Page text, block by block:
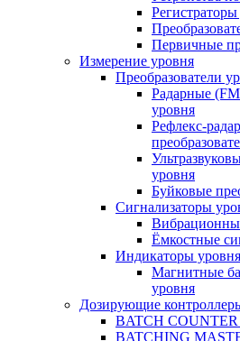
Первичные
Измерение уровня
Преобразователи
Радарные
уровня
Рефлекс-
уровня
Буйковые
Сигнализаторы
Ёмкостные
Индикаторы уровня
Магнитные
уровня
Дозирующие
BATCH COUNTER
BATCHING